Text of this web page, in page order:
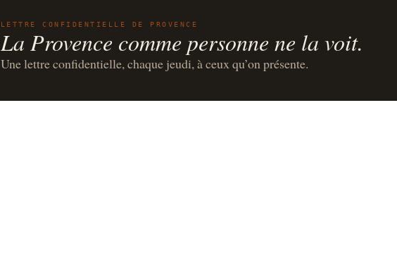
LETTRE CONFIDENTIELLE DE PROVENCE
La Provence comme personne ne la voit.
Une lettre confidentielle, chaque jeudi, à ceux qu’on présente.